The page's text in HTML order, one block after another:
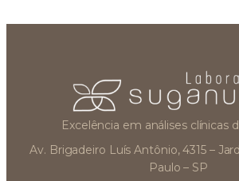
Excelência em análises clínicas
Av. Brigadeiro Luís Antônio, 4315 –
Paulo – SP